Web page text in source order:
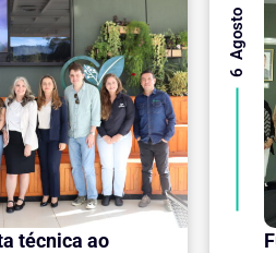
técnica ao